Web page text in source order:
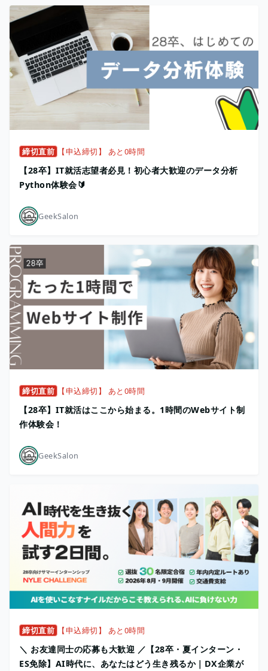
締切直前 【申込締切】 あと0時間
【28卒】IT就活志望者必見！初心者大歓迎のデータ分析
Python体験会🔰
GeekSalon
締切直前 【申込締切】 あと0時間
【28卒】IT就活はここから始まる。1時間のWebサイト制
作体験会！
GeekSalon
締切直前 【申込締切】 あと0時間
＼ お友達同士の応募も大歓迎 ／【28卒・夏インターン・
ES免除】AI時代に、あなたはどう生き残るか｜DX企業が